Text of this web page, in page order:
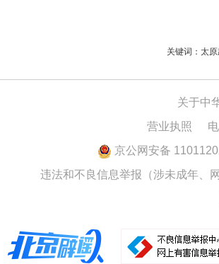
关键词：太
关于中
营业执照
京公网安备
违法和不良信息举报（涉未成年、